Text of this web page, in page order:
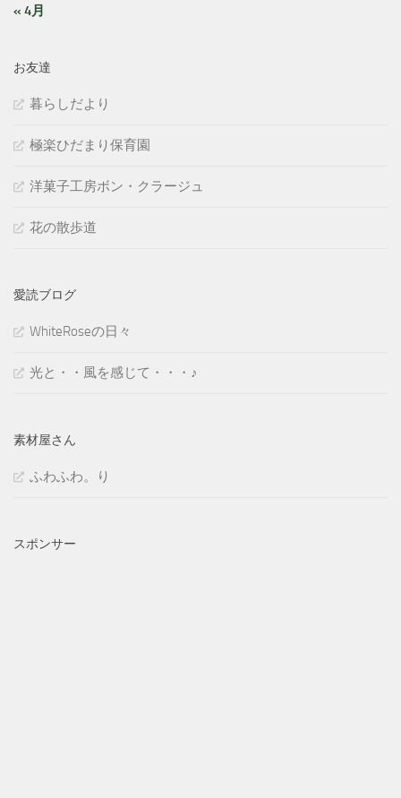
« 4月
お友達
暮らしだより
極楽ひだまり保育園
洋菓子工房ボン・クラージュ
花の散歩道
愛読ブログ
WhiteRoseの日々
光と・・風を感じて・・・♪
素材屋さん
ふわふわ。り
スポンサー